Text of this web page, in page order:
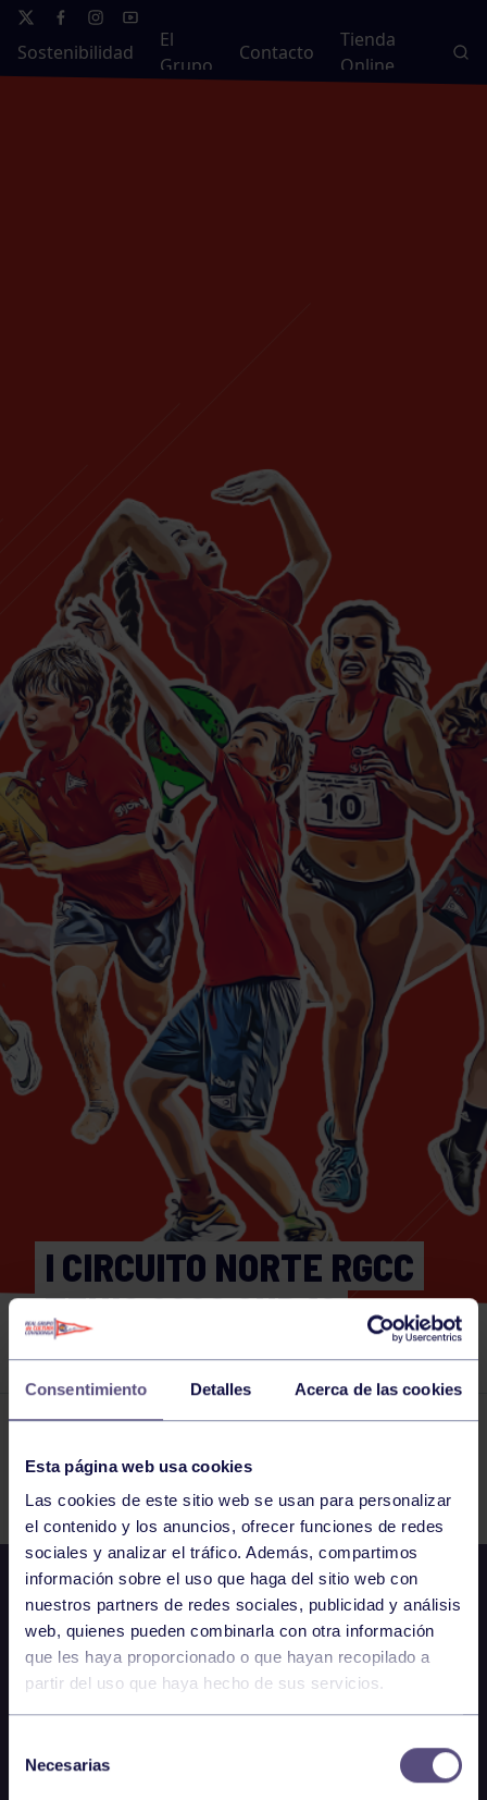
Consentimiento Detalles Acerca de las cookies
Esta página web usa cookies
Las cookies de este sitio web se usan para personalizar
el contenido y los anuncios, ofrecer funciones de redes
sociales y analizar el tráfico. Además, compartimos
información sobre el uso que haga del sitio web con
nuestros partners de redes sociales, publicidad y análisis
web, quienes pueden combinarla con otra información
que les haya proporcionado o que hayan recopilado a
partir del uso que haya hecho de sus servicios.
Necesarias
Sostenibilidad
El
Grupo
Contacto
Tienda
Online
I CIRCUITO NORTE RGCC
TENIS 2026 SUB 10
FEMENINO